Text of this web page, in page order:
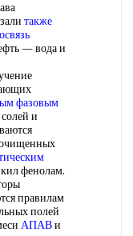
также
— вода и
фазовым
и
очищенных
фенолам.
правилам
полей
АПАВи